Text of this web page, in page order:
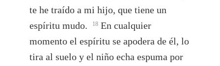
te he traído a mi hijo, que tiene un
espíritu mudo.
18 En cualquier
momento el espíritu se apodera de él, lo
tira al suelo y el niño echa espuma por